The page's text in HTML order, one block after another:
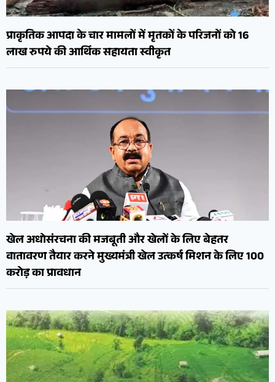
प्राकृतिक आपदा के चार मामलों में मृतकों के परिजनों को 16
लाख रुपये की आर्थिक सहायता स्वीकृत
खेल अधोसंरचना की मजबूती और खेलों के लिए बेहतर
वातावरण तैयार करने मुख्यमंत्री खेल उत्कर्ष मिशन के लिए 100
करोड़ का प्रावधान